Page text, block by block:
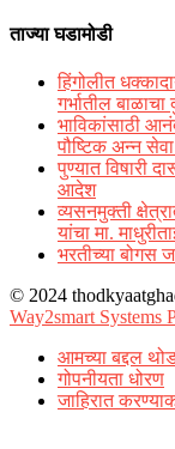
ताज्या घडामोडी
हिंगोलीत
गर्भातील बाळाचा
भाविकांसाठी
पौष्टिक अन्न
पुण्यात विषारी
आदेश
व्यसनमुक्ती
यांचा मा.
भरतीच्या बोगस
© 2024
Way2smart Systems
आमच्या बद्दल
गोपनीयता धोरण
जाहिरात